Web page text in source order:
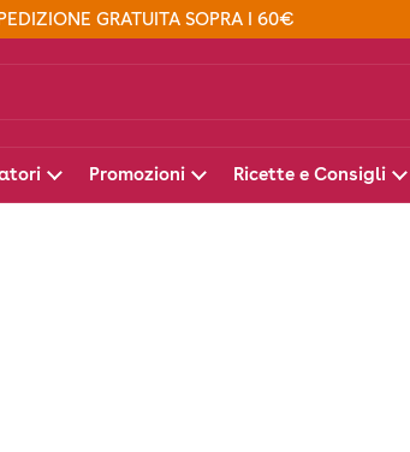
GRATUITA SOPRA I 60€
Promozioni Ricette e Consigli